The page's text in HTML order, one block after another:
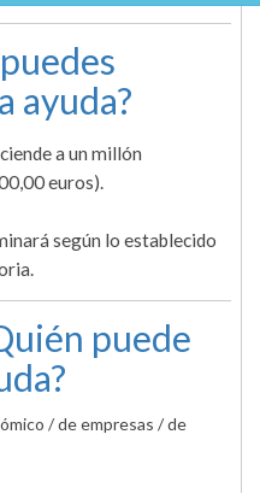
ayuda?
a un millón
euros).
según lo establecido
puede
/ de empresas / de